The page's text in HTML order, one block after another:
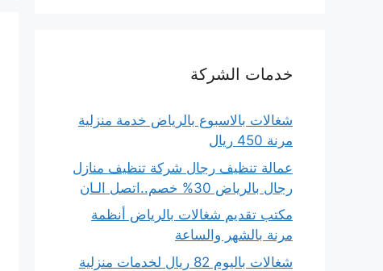
خدمات الشركة
شغالات بالاسبوع بالرياض خدمة منزلية
مرنة 450 ريال
عمالة تنظيف رجال شركة تنظيف منازل
رجال بالرياض 30% خصم..اتصل الـان
مكتب تقديم شغالات بالرياض أنظمة
مرنة بالشهر والساعة
شغالات باليوم 82 ريال لخدمات منزلية